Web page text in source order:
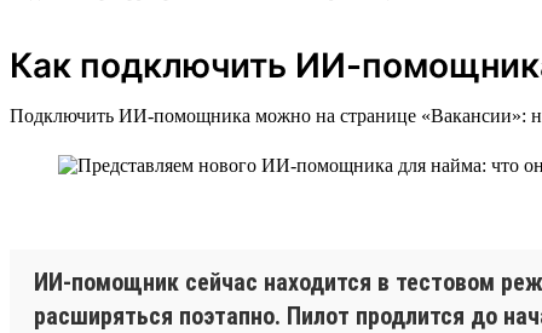
Как подключить ИИ-
Подключить ИИ-помощника можно на странице «Вакансии»:
ИИ-помощник сейчас находится в тестовом
расширяться поэтапно. Пилот продлится до